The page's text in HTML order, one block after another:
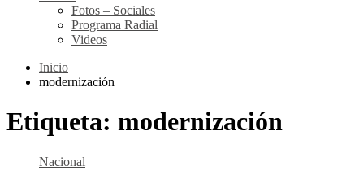
Fotos – Sociales
Programa Radial
Videos
Inicio
modernización
Etiqueta: modernización
Nacional